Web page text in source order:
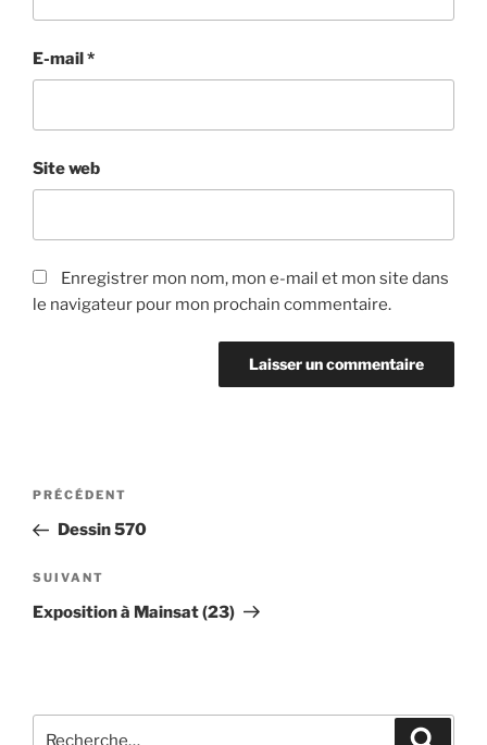
E-mail*
Site web
Enregistrer mon nom, mon e-mail et mon site dans
le navigateur pour mon prochain commentaire.
Navigation
l’article
Article
précédent
PRÉCÉDENT
Dessin 570
Article
suivant
SUIVANT
Exposition à Mainsat (23)